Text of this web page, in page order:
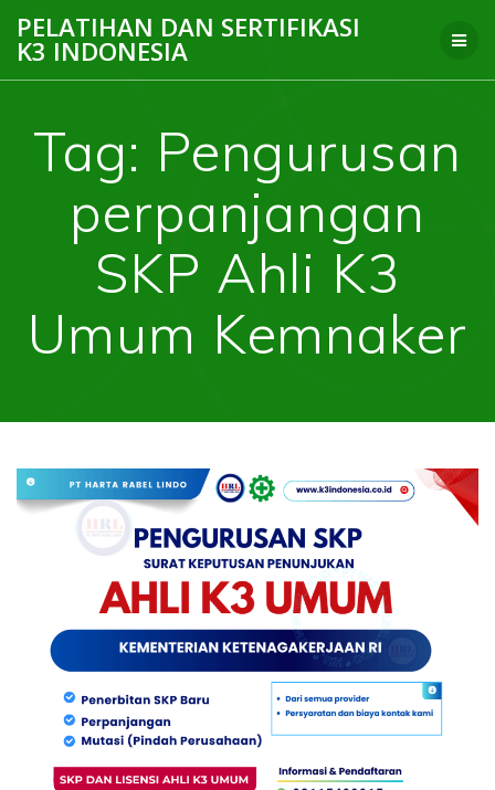
to
PELATIHAN DAN SERTIFIKASI
K3 INDONESIA
Tag: Pengurusan
perpanjangan
SKP Ahli K3
Umum Kemnaker